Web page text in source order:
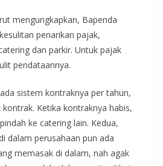
mengungkapkan, Bapenda
penarikan pajak,
dan parkir. Untuk pajak
pendataannya.
sistem kontraknya per tahun,
Ketika kontraknya habis,
ke catering lain. Kedua,
dalam perusahaan pun ada
memasak di dalam, nah agak